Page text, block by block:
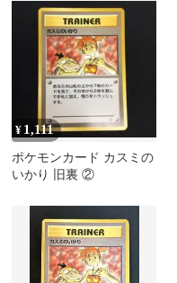
¥ 1,111
ポケモンカード カスミの
いかり 旧裏 ②